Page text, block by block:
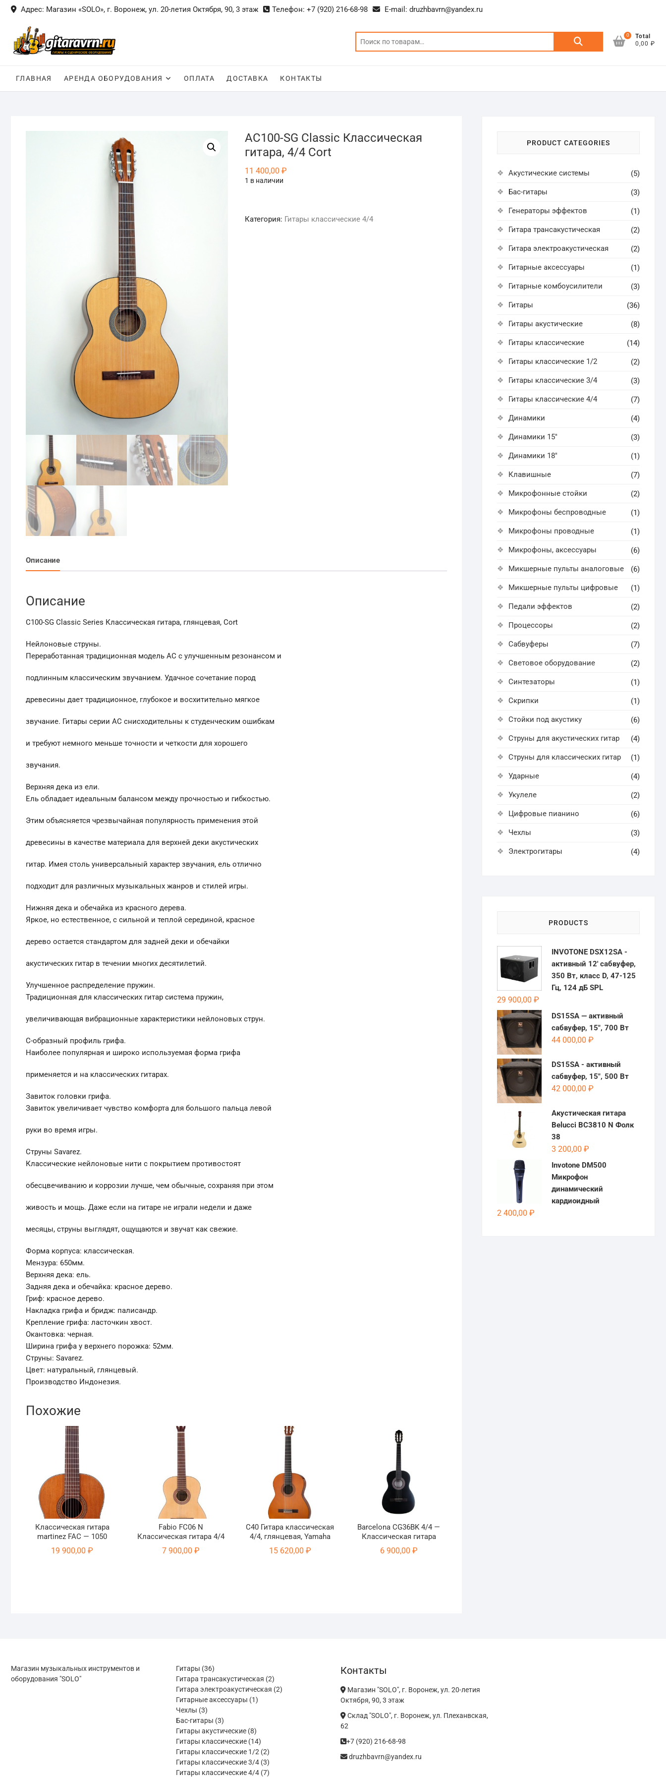
Skip
Адрес: Магазин «SOLO», г. Воронеж, ул. 20-летия Октября, 90, 3 этаж Телефон: +7 (920) 216-68-98 E-mail: druzhbavrn@yandex.ru
Искать: 0
Total
0,00 ₽
ГЛАВНАЯ АРЕНДА ОБОРУДОВАНИЯ ОПЛАТА ДОСТАВКА КОНТАКТЫ
AC100-SG Classic Классическая
гитара, 4/4 Cort
11 400,00 ₽
1 в наличии
Категория: Гитары классические 4/4
Описание
Описание
C100-SG Classic Series Классическая гитара, глянцевая, Cort
Нейлоновые струны.
Переработанная традиционная модель AC с улучшенным резонансом и
подлинным классическим звучанием. Удачное сочетание пород
древесины дает традиционное, глубокое и восхитительно мягкое
звучание. Гитары серии AC снисходительны к студенческим ошибкам
и требуют немного меньше точности и четкости для хорошего
звучания.
Верхняя дека из ели.
Ель обладает идеальным балансом между прочностью и гибкостью.
Этим объясняется чрезвычайная популярность применения этой
древесины в качестве материала для верхней деки акустических
гитар. Имея столь универсальный характер звучания, ель отлично
подходит для различных музыкальных жанров и стилей игры.
Нижняя дека и обечайка из красного дерева.
Яркое, но естественное, с сильной и теплой серединой, красное
дерево остается стандартом для задней деки и обечайки
акустических гитар в течении многих десятилетий.
Улучшенное распределение пружин.
Традиционная для классических гитар система пружин,
увеличивающая вибрационные характеристики нейлоновых струн.
С-образный профиль грифа.
Наиболее популярная и широко используемая форма грифа
применяется и на классических гитарах.
Завиток головки грифа.
Завиток увеличивает чувство комфорта для большого пальца левой
руки во время игры.
Струны Savarez.
Классические нейлоновые нити с покрытием противостоят
обесцвечиванию и коррозии лучше, чем обычные, сохраняя при этом
живость и мощь. Даже если на гитаре не играли недели и даже
месяцы, струны выглядят, ощущаются и звучат как свежие.
Форма корпуса: классическая.
Мензура: 650мм.
Верхняя дека: ель.
Задняя дека и обечайка: красное дерево.
Гриф: красное дерево.
Накладка грифа и бридж: палисандр.
Крепление грифа: ласточкин хвост.
Окантовка: черная.
Ширина грифа у верхнего порожка: 52мм.
Струны: Savarez.
Цвет: натуральный, глянцевый.
Производство Индонезия.
Похожие
Классическая гитара
martinez FAC — 1050
19 900,00₽
Fabio FC06 N
Классическая гитара 4/4
7 900,00₽
C40 Гитара классическая
4/4, глянцевая, Yamaha
15 620,00 ₽
Barcelona CG36BK 4/4 —
Классическая гитара
6 900,00 ₽
PRODUCT CATEGORIES
Акустические системы (5)
Бас-гитары (3)
Генераторы эффектов (1)
Гитара трансакустическая (2)
Гитара электроакустическая (2)
Гитарные аксессуары (1)
Гитарные комбоусилители (3)
Гитары (36)
Гитары акустические (8)
Гитары классические (14)
Гитары классические 1/2 (2)
Гитары классические 3/4 (3)
Гитары классические 4/4 (7)
Динамики (4)
Динамики 15" (3)
Динамики 18" (1)
Клавишные (7)
Микрофонные стойки (2)
Микрофоны беспроводные (1)
Микрофоны проводные (1)
Микрофоны, аксессуары (6)
Микшерные пульты аналоговые (6)
Микшерные пульты цифровые (1)
Педали эффектов (2)
Процессоры (2)
Сабвуферы (7)
Световое оборудование (2)
Синтезаторы (1)
Скрипки (1)
Стойки под акустику (6)
Струны для акустических гитар (4)
Струны для классических гитар (1)
Ударные (4)
Укулеле (2)
Цифровые пианино (6)
Чехлы (3)
Электрогитары (4)
PRODUCTS
INVOTONE DSX12SA -
активный 12' сабвуфер,
350 Вт, класс D, 47-125
Гц, 124 дБ SPL
29 900,00 ₽
DS15SA — активный
сабвуфер, 15″, 700 Вт
44 000,00 ₽
DS15SA - активный
сабвуфер, 15", 500 Вт
42 000,00 ₽
Акустическая гитара
Belucci BC3810 N Фолк
38
3 200,00 ₽
Invotone DM500
Микрофон
динамический
кардиоидный
2 400,00 ₽
Магазин музыкальных инструментов и
оборудования "SOLO"
Гитары 3636
товаров
Гитара трансакустическая 22
товара
Гитара электроакустическая 22
Гитарные аксессуары 11
Чехлы 33
товара
Бас-гитары 33
товара
Гитары акустические 88
товаров
Гитары классические 1414
товаров
Гитары классические 1/2 22
товара
Гитары классические 3/4 33
товара
Гитары классические 4/4 77
Контакты
Магазин "SOLO", г. Воронеж, ул. 20-летия
Октября, 90, 3 этаж
Склад "SOLO", г. Воронеж, ул. Плеханвская,
62
+7 (920) 216-68-98
druzhbavrn@yandex.ru